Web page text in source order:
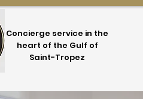
Concierge service in the
heart of the Gulf of
Saint-Tropez